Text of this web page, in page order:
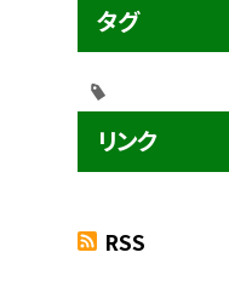
タグ
リンク
RSS